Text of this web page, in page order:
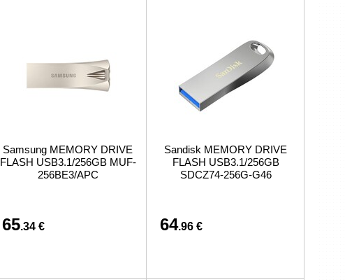
Samsung MEMORY DRIVE
FLASH USB3.1/256GB MUF-
256BE3/APC
65.34 €
Sandisk MEMORY DRIVE
FLASH USB3.1/256GB
SDCZ74-256G-G46
64.96 €